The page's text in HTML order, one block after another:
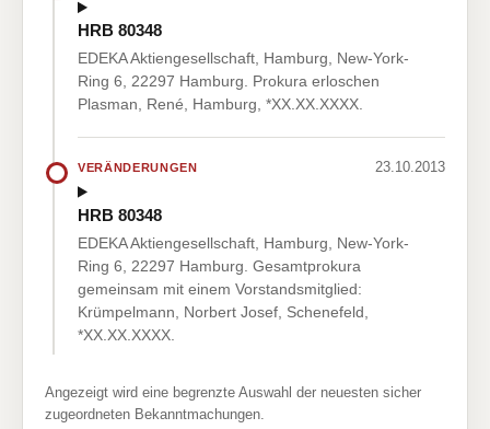
HRB 80348
EDEKA Aktiengesellschaft, Hamburg, New-York-
Ring 6, 22297 Hamburg. Prokura erloschen
Plasman, René, Hamburg, *XX.XX.XXXX.
VERÄNDERUNGEN 23.10.2013
HRB 80348
EDEKA Aktiengesellschaft, Hamburg, New-York-
Ring 6, 22297 Hamburg. Gesamtprokura
gemeinsam mit einem Vorstandsmitglied:
Krümpelmann, Norbert Josef, Schenefeld,
*XX.XX.XXXX.
Angezeigt wird eine begrenzte Auswahl der neuesten sicher
zugeordneten Bekanntmachungen.